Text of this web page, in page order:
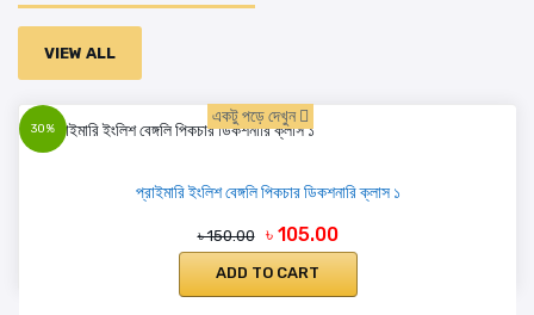
VIEW ALL
30%
একটু পড়ে দেখুন
প্রাইমারি ইংলিশ বেঙ্গলি পিকচার ডিকশনারি ক্লাস ১
৳ 150.00 ৳ 105.00
ADD TO CART